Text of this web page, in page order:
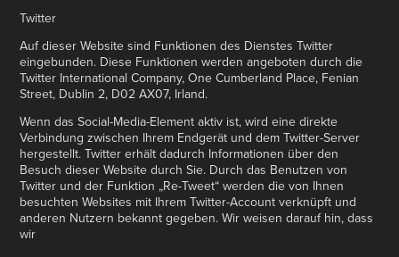
Twitter
Auf dieser Website sind Funktionen des Dienstes Twitter
eingebunden. Diese Funktionen werden angeboten durch die
Twitter International Company, One Cumberland Place, Fenian
Street, Dublin 2, D02 AX07, Irland.
Wenn das Social-Media-Element aktiv ist, wird eine direkte
Verbindung zwischen Ihrem Endgerät und dem Twitter-Server
hergestellt. Twitter erhält dadurch Informationen über den
Besuch dieser Website durch Sie. Durch das Benutzen von
Twitter und der Funktion „Re-Tweet“ werden die von Ihnen
besuchten Websites mit Ihrem Twitter-Account verknüpft und
anderen Nutzern bekannt gegeben. Wir weisen darauf hin, dass
wir